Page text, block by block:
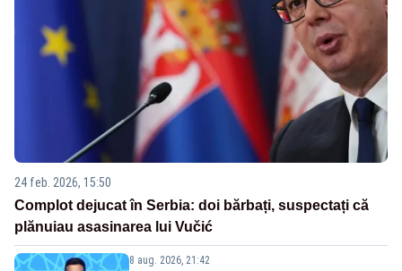
24 feb. 2026, 15:50
Complot dejucat în Serbia: doi bărbați, suspectați că
plănuiau asasinarea lui Vučić
8 aug. 2026, 21:42